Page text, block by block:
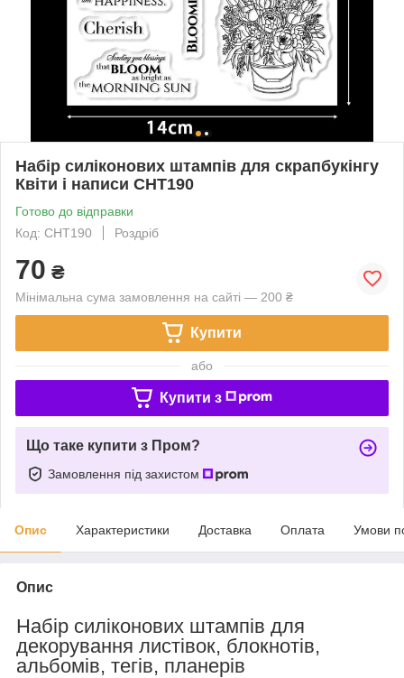
Набір силіконових штампів для скрапбукінгу
Квіти і написи CHT190
Готово до відправки
Код: CHT190
Роздріб
70 ₴
Мінімальна сума замовлення на сайті — 200 ₴
Купити
або
Купити з
Що таке купити з Пром?
Замовлення під захистом
Опис Характеристики Доставка Оплата Умови
Опис
Набір силіконових штампів для
декорування листівок, блокнотів,
альбомів, тегів, планерів